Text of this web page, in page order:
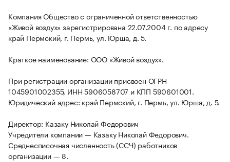
Компания Общество с ограниченной ответственностью
«Живой воздух» зарегистрирована 22.07.2004 г. по адресу
край Пермский, г. Пермь, ул. Юрша, д. 5.
Краткое наименование: ООО «Живой воздух».
При регистрации организации присвоен ОГРН
1045901002355, ИНН 5906058707 и КПП 590601001.
Юридический адрес: край Пермский, г. Пермь, ул. Юрша, д. 5.
Директор: Казаку Николай Федорович
Учредители компании — Казаку Николай Федорович.
Среднесписочная численность (ССЧ) работников
организации — 8.